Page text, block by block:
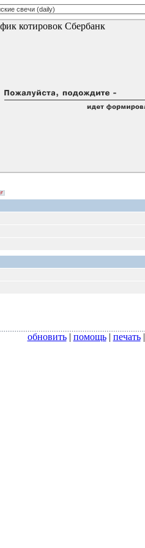
обновить| помощь| печать|